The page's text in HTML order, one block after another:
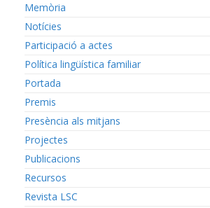
Memòria
Notícies
Participació a actes
Política lingüística familiar
Portada
Premis
Presència als mitjans
Projectes
Publicacions
Recursos
Revista LSC